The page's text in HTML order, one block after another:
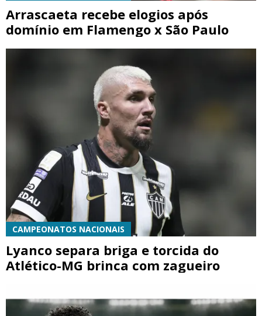
Arrascaeta recebe elogios após
domínio em Flamengo x São Paulo
CAMPEONATOS NACIONAIS
Lyanco separa briga e torcida do
Atlético-MG brinca com zagueiro